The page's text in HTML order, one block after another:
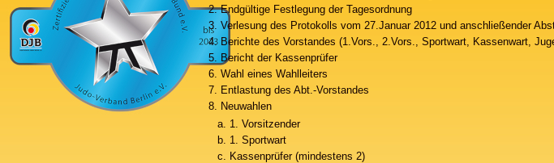
Endgültige Festlegung der Tagesordnung
Verlesung des Protokolls vom 27.Januar 2012 und anschließender
Berichte des Vorstandes (1.Vors., 2.Vors., Sportwart, Kassenwart,
Bericht der Kassenprüfer
Wahl eines Wahlleiters
Entlastung des Abt.-Vorstandes
Neuwahlen
1. Vorsitzender
1. Sportwart
Kassenprüfer (mindestens 2)